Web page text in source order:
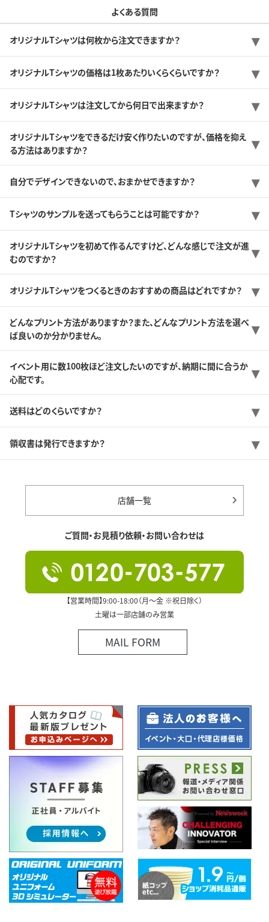
よくある質問
オリジナルTシャツは何枚から注文できますか？
オリジナルTシャツの価格は1枚あたりいくらくらいですか？
オリジナルTシャツは注文してから何日で出来ますか？
オリジナルTシャツをできるだけ安く作りたいのですが、価格を抑え
る方法はありますか？
自分でデザインできないので、おまかせできますか？
Tシャツのサンプルを送ってもらうことは可能ですか？
オリジナルTシャツを初めて作るんですけど、どんな感じで注文が進
むのですか？
オリジナルTシャツをつくるときのおすすめの商品はどれですか？
どんなプリント方法がありますか？また、どんなプリント方法を選べ
ば良いのか分かりません。
イベント用に数100枚ほど注文したいのですが、納期に間に合うか
心配です。
送料はどのくらいですか？
領収書は発行できますか？
店舗一覧
ご質問・お見積り依頼・お問い合わせは
【営業時間】9:00-18:00（月～金 ※祝日除く）
土曜は一部店舗のみ営業
MAIL FORM